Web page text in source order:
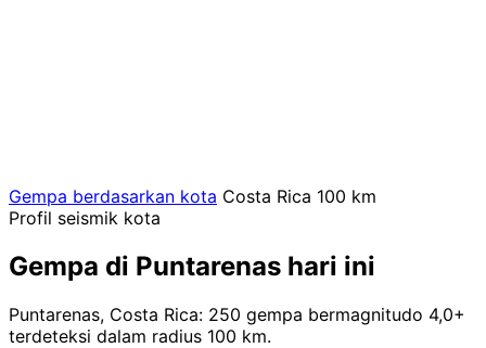
Gempa berdasarkan kota Costa Rica 100 km
Profil seismik kota
Gempa di Puntarenas hari ini
Puntarenas, Costa Rica: 250 gempa bermagnitudo 4,0+
terdeteksi dalam radius 100 km.